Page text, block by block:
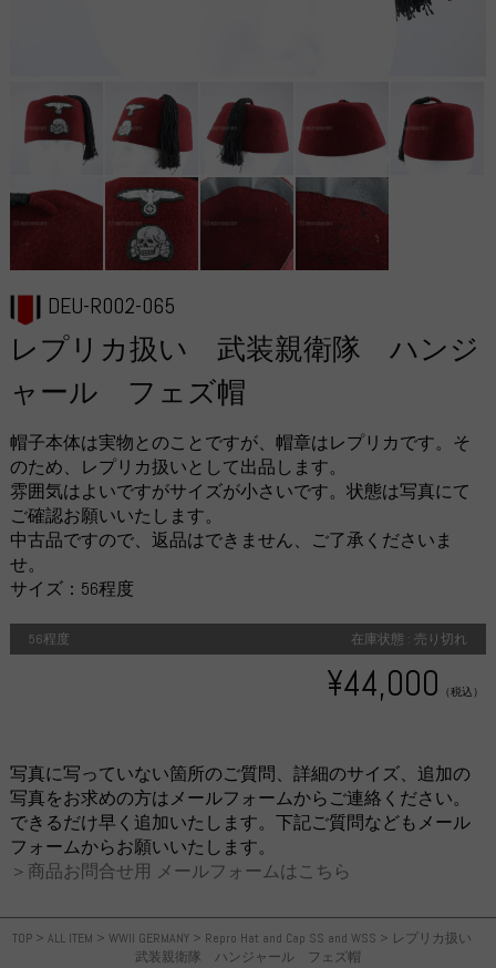
TOP> ALL ITEM > WWII GERMANY> Repro Hat and Cap SS and WSS > レプリカ扱い
武装親衛隊 ハンジャール フェズ帽
DEU-R002-065
レプリカ扱い 武装親衛隊 ハンジ
ャール フェズ帽
帽子本体は実物とのことですが、帽章はレプリカです。そ
のため、レプリカ扱いとして出品します。
雰囲気はよいですがサイズが小さいです。状態は写真にて
ご確認お願いいたします。
中古品ですので、返品はできません、ご了承くださいま
せ。
サイズ：56程度
56程度 在庫状態 : 売り切れ
¥44,000 （税込）
写真に写っていない箇所のご質問、詳細のサイズ、追加の
写真をお求めの方はメールフォームからご連絡ください。
できるだけ早く追加いたします。下記ご質問などもメール
フォームからお願いいたします。
＞商品お問合せ用 メールフォームはこちら